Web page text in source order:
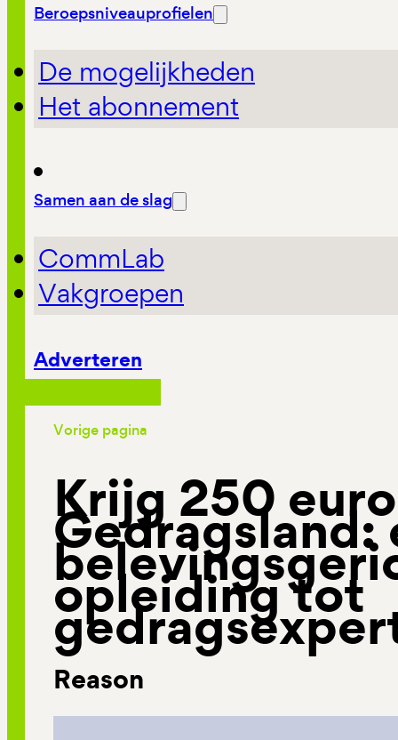
Beroepsniveauprofielen
De mogelijkheden
Het abonnement
Samen aan de slag
CommLab
Vakgroepen
Adverteren
Vorige pagina
Krijg 250
Gedragsland:
opleiding tot
Reason